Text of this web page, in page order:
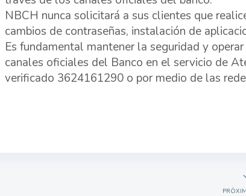
NBCH nunca solicitará a sus clientes que
cambios de contraseñas, instalación de
Es fundamental mantener la seguridad y
canales oficiales del Banco en el servicio de
verificado 3624161290 o por medio de las